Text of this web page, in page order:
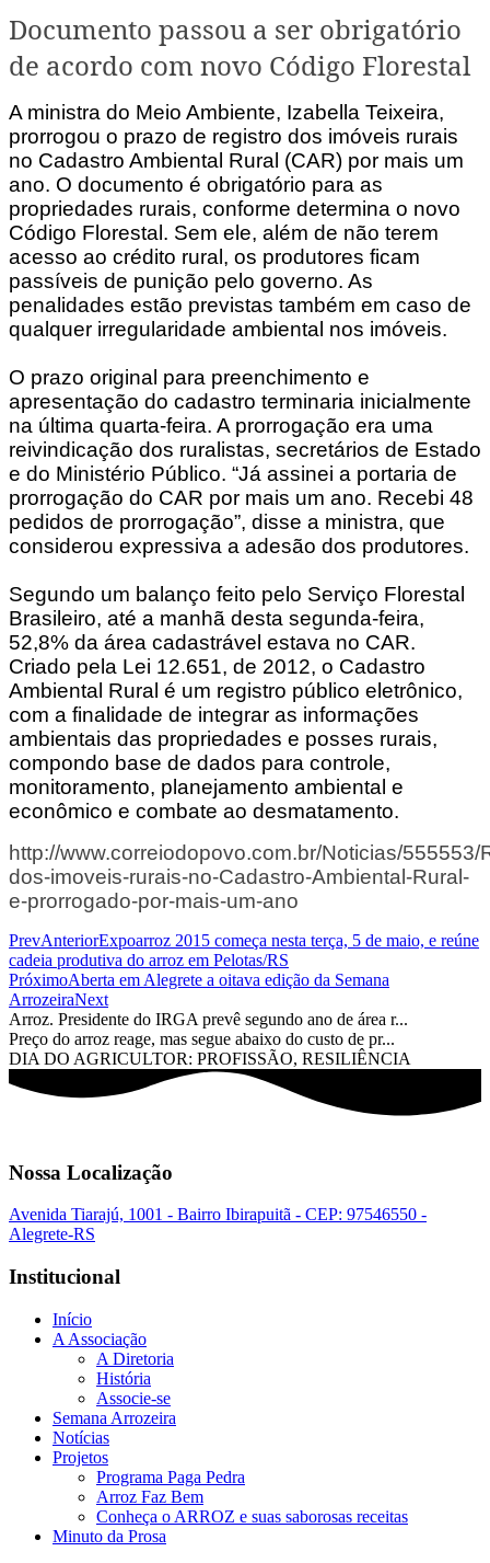
Documento passou a ser obrigatório
de acordo com novo Código Florestal
A ministra do Meio Ambiente, Izabella Teixeira,
prorrogou o prazo de registro dos imóveis rurais
no Cadastro Ambiental Rural (CAR) por mais um
ano. O documento é obrigatório para as
propriedades rurais, conforme determina o novo
Código Florestal. Sem ele, além de não terem
acesso ao crédito rural, os produtores ficam
passíveis de punição pelo governo. As
penalidades estão previstas também em caso de
qualquer irregularidade ambiental nos imóveis.
O prazo original para preenchimento e
apresentação do cadastro terminaria inicialmente
na última quarta-feira. A prorrogação era uma
reivindicação dos ruralistas, secretários de Estado
e do Ministério Público. “Já assinei a portaria de
prorrogação do CAR por mais um ano. Recebi 48
pedidos de prorrogação”, disse a ministra, que
considerou expressiva a adesão dos produtores.
Segundo um balanço feito pelo Serviço Florestal
Brasileiro, até a manhã desta segunda-feira,
52,8% da área cadastrável estava no CAR.
Criado pela Lei 12.651, de 2012, o Cadastro
Ambiental Rural é um registro público eletrônico,
com a finalidade de integrar as informações
ambientais das propriedades e posses rurais,
compondo base de dados para controle,
monitoramento, planejamento ambiental e
econômico e combate ao desmatamento.
http://www.correiodopovo.com.br/Noticias/555553/
dos-imoveis-rurais-no-Cadastro-Ambiental-Rural-
e-prorrogado-por-mais-um-ano
PrevAnteriorExpoarroz 2015 começa nesta terça, 5 de maio, e reúne
cadeia produtiva do arroz em Pelotas/RS
PróximoAberta em Alegrete a oitava edição da Semana
ArrozeiraNext
Arroz. Presidente do IRGA prevê segundo ano de área r...
Preço do arroz reage, mas segue abaixo do custo de pr...
DIA DO AGRICULTOR: PROFISSÃO, RESILIÊNCIA
Nossa Localização
Avenida Tiarajú, 1001 - Bairro Ibirapuitã - CEP: 97546550 -
Alegrete-RS
Institucional
Início
A Associação
A Diretoria
História
Associe-se
Semana Arrozeira
Notícias
Projetos
Programa Paga Pedra
Arroz Faz Bem
Conheça o ARROZ e suas saborosas receitas
Minuto da Prosa